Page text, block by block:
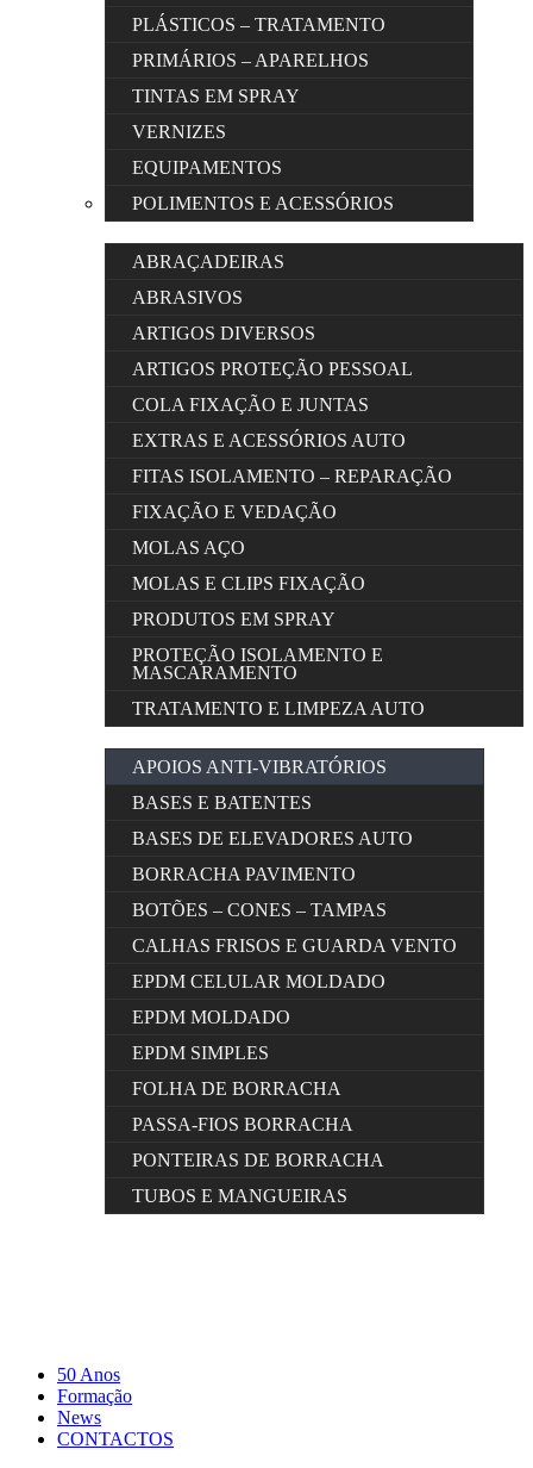
PLÁSTICOS – TRATAMENTO
PRIMÁRIOS – APARELHOS
TINTAS EM SPRAY
VERNIZES
EQUIPAMENTOS
POLIMENTOS E ACESSÓRIOS
ABRAÇADEIRAS
ABRASIVOS
ARTIGOS DIVERSOS
ARTIGOS PROTEÇÃO PESSOAL
COLA FIXAÇÃO E JUNTAS
EXTRAS E ACESSÓRIOS AUTO
FITAS ISOLAMENTO – REPARAÇÃO
FIXAÇÃO E VEDAÇÃO
MOLAS AÇO
MOLAS E CLIPS FIXAÇÃO
PRODUTOS EM SPRAY
PROTEÇÃO ISOLAMENTO E
MASCARAMENTO
TRATAMENTO E LIMPEZA AUTO
APOIOS ANTI-VIBRATÓRIOS
BASES E BATENTES
BASES DE ELEVADORES AUTO
BORRACHA PAVIMENTO
BOTÕES – CONES – TAMPAS
CALHAS FRISOS E GUARDA VENTO
EPDM CELULAR MOLDADO
EPDM MOLDADO
EPDM SIMPLES
FOLHA DE BORRACHA
PASSA-FIOS BORRACHA
PONTEIRAS DE BORRACHA
TUBOS E MANGUEIRAS
50 Anos
Formação
News
CONTACTOS